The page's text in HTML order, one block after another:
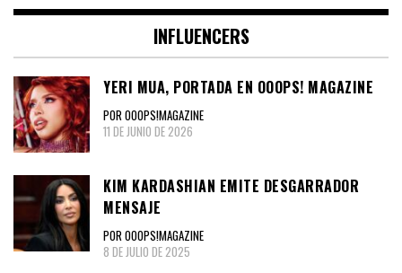
INFLUENCERS
YERI MUA, PORTADA EN OOOPS! MAGAZINE
POR OOOPS!MAGAZINE
11 DE JUNIO DE 2026
KIM KARDASHIAN EMITE DESGARRADOR
MENSAJE
POR OOOPS!MAGAZINE
8 DE JULIO DE 2025